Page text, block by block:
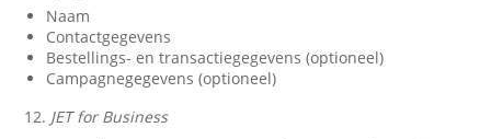
Naam
Contactgegevens
Bestellings- en transactiegegevens (optioneel)
Campagnegegevens (optioneel)
12. JET for Business